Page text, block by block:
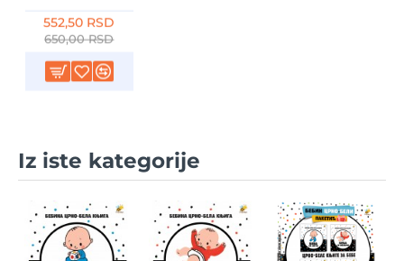
552,50 RSD
650,00 RSD
Iz iste kategorije